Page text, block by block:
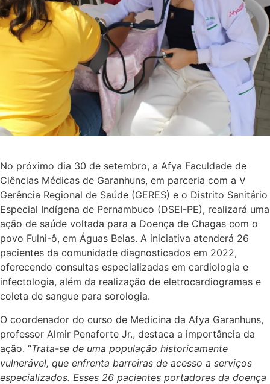
No próximo dia 30 de setembro, a Afya Faculdade de
Ciências Médicas de Garanhuns, em parceria com a V
Gerência Regional de Saúde (GERES) e o Distrito Sanitário
Especial Indígena de Pernambuco (DSEI-PE), realizará uma
ação de saúde voltada para a Doença de Chagas com o
povo Fulni-ô, em Águas Belas. A iniciativa atenderá 26
pacientes da comunidade diagnosticados em 2022,
oferecendo consultas especializadas em cardiologia e
infectologia, além da realização de eletrocardiogramas e
coleta de sangue para sorologia.
O coordenador do curso de Medicina da Afya Garanhuns,
professor Almir Penaforte Jr., destaca a importância da
ação. “Trata-se de uma população historicamente
vulnerável, que enfrenta barreiras de acesso a serviços
especializados. Esses 26 pacientes portadores da doença